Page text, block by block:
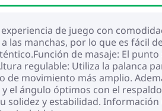
de juego con
manchas, por lo que es fácil
de masaje: El
regulable: Utiliza la palanca
movimiento más amplio.
el ángulo óptimos con el
y estabilidad.